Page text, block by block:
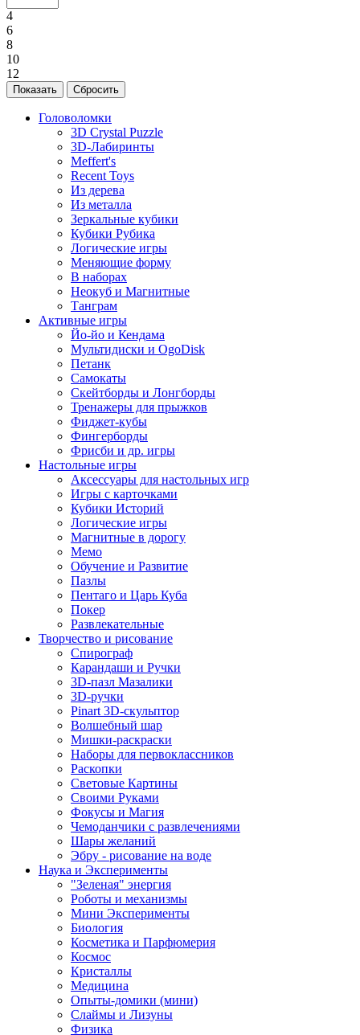
4
6
8
10
12
Головоломки
3D Crystal Puzzle
3D-Лабиринты
Meffert's
Recent Toys
Из дерева
Из металла
Зеркальные кубики
Кубики Рубика
Логические игры
Меняющие форму
В наборах
Неокуб и Магнитные
Танграм
Активные игры
Йо-йо и Кендама
Мультидиски и OgoDisk
Петанк
Самокаты
Скейтборды и Лонгборды
Тренажеры для прыжков
Фиджет-кубы
Фингерборды
Фрисби и др. игры
Настольные игры
Аксессуары для настольных игр
Игры с карточками
Кубики Историй
Логические игры
Магнитные в дорогу
Мемо
Обучение и Развитие
Пазлы
Пентаго и Царь Куба
Покер
Развлекательные
Творчество и рисование
Спирограф
Карандаши и Ручки
3D-пазл Мазалики
3D-ручки
Pinart 3D-скульптор
Волшебный шар
Мишки-раскраски
Наборы для первоклассников
Раскопки
Световые Картины
Своими Руками
Фокусы и Магия
Чемоданчики с развлечениями
Шары желаний
Эбру - рисование на воде
Наука и Эксперименты
"Зеленая" энергия
Роботы и механизмы
Мини Эксперименты
Биология
Косметика и Парфюмерия
Космос
Кристаллы
Медицина
Опыты-домики (мини)
Слаймы и Лизуны
Физика